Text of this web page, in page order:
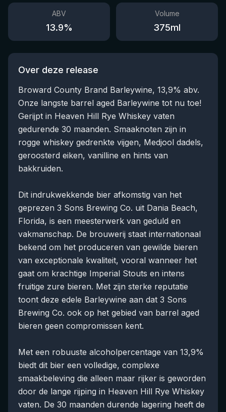
ABV
13.9%
Volume
375ml
Over deze release
Broward County Brand Barleywine, 13,9% abv.
Onze langste barrel aged Barleywine tot nu toe!
Gerijpt in Heaven Hill Rye Whiskey vaten
gedurende 30 maanden. Smaaknoten zijn in
rogge whiskey gedrenkte vijgen, Medjool dadels,
geroosterd eiken, vanilline en hints van
bakkruiden.
Dit indrukwekkende bier afkomstig van het
geprezen 3 Sons Brewing Co. uit Dania Beach,
Florida, is een meesterwerk van geduld en
vakmanschap. De brouwerij staat internationaal
bekend om het produceren van gewilde bieren
van exceptionale kwaliteit, vooral wanneer het
gaat om krachtige Imperial Stouts en intens
fruitige zure bieren. Met zijn sterke reputatie
toont deze edele Barleywine aan dat 3 Sons
Brewing Co. ook op het gebied van barrel aged
bieren geen compromissen kent.
Met een robuuste alcoholpercentage van 13,9%
biedt dit bier een volledige, complexe
smaakbeleving die alleen maar rijker is geworden
door de lange rijping in Heaven Hill Rye Whiskey
vaten. De 30 maanden durende lagering heeft de